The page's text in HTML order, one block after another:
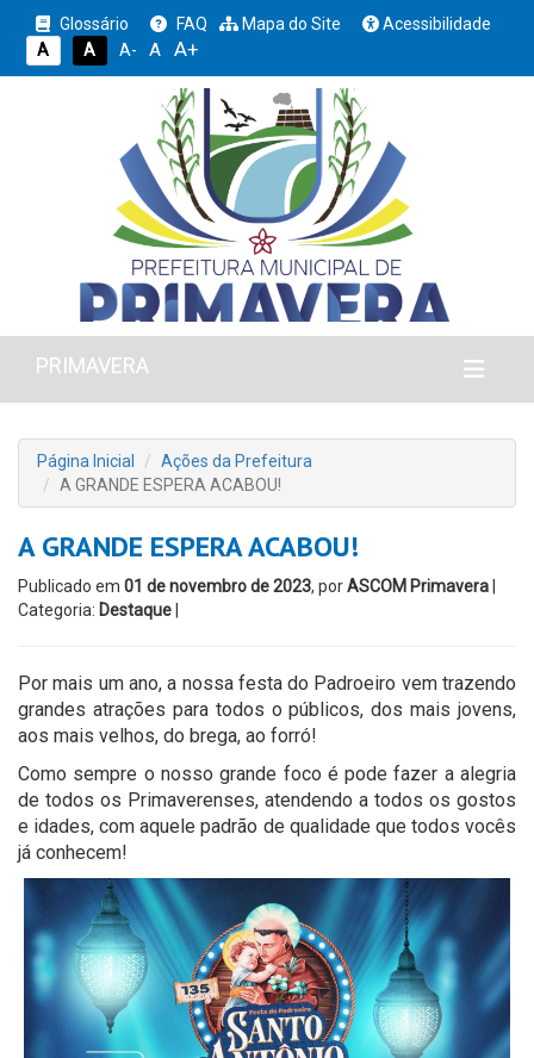
Glossário FAQ Mapa do Site
Acessibilidade
A
A A- A A+
PRIMAVERA
Página Inicial
Ações da Prefeitura
A GRANDE ESPERA ACABOU!
A GRANDE ESPERA ACABOU!
Publicado em 01 de novembro de 2023, porASCOM Primavera
Categoria: Destaque
Por mais um ano, a nossa festa do Padroeiro vem trazendo
grandes atrações para todos o públicos, dos mais jovens,
aos mais velhos, do brega, ao forró!
Como sempre o nosso grande foco é pode fazer a alegria
de todos os Primaverenses, atendendo a todos os gostos
e idades, com aquele padrão de qualidade que todos vocês
já conhecem!